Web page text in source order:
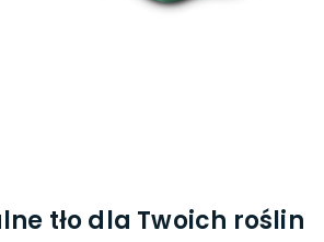
tło dla Twoich roślin